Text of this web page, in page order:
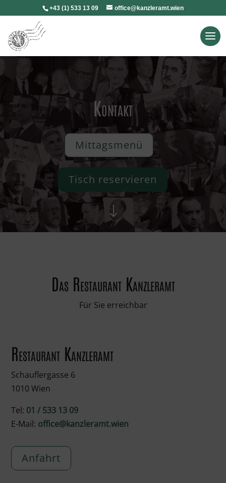
+43 (1) 533 13 09 office@kanzleramt.wien
Kontakt
Mittagsmenü
Tisch reservieren
"
Das Restaurant Kanzleramt
Für Sie erreichbar
Restaurant Kanzleramt
Schauflergasse 6
1010 Wien
Tel: 01 / 533 13 09
E-Mail: office@kanzleramt.wien
Anfahrt